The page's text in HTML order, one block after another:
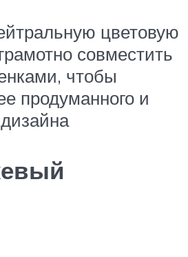
цветовую
совместить
чтобы
продуманного и